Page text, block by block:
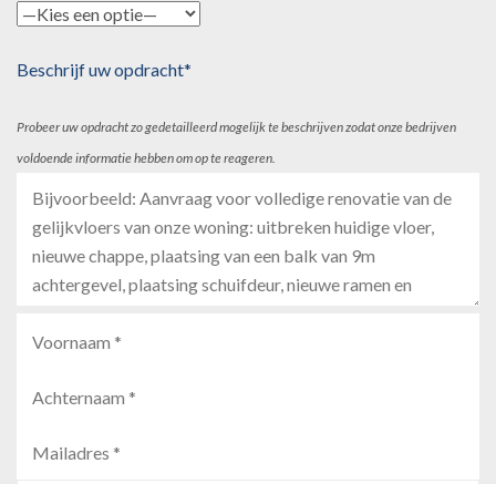
Beschrijf uw opdracht*
Probeer uw opdracht zo gedetailleerd mogelijk te beschrijven zodat onze bedrijven
voldoende informatie hebben om op te reageren.